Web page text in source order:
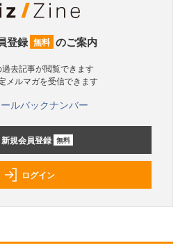
登録 無料 のご案内
過去記事が閲覧できます
メルマガを受信できます
ルバックナンバー
新規会員登録 無料
ログイン